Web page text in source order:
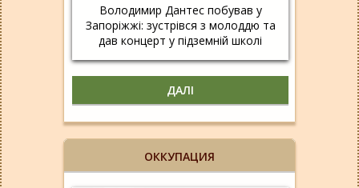
Володимир Дантес побував у
Запоріжжі: зустрівся з молоддю та
дав концерт у підземній школі
ДАЛІ
ОККУПАЦИЯ